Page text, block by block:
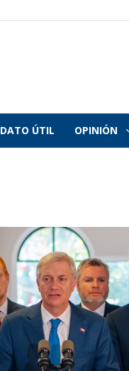
DATO ÚTIL OPINIÓN